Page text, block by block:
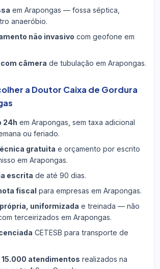
em Arapongas — fossa séptica,
anaeróbio.
não invasivo com geofone em
câmera de tubulação em Arapongas.
a Doutor Caixa de Gordura
24h em Arapongas, sem taxa adicional
ou feriado.
gratuita e orçamento por escrito
em Arapongas.
escrita de até 90 dias.
fiscal para empresas em Arapongas.
uniformizada e treinada — não
terceirizados em Arapongas.
CETESB para transporte de
15.000 atendimentos realizados na